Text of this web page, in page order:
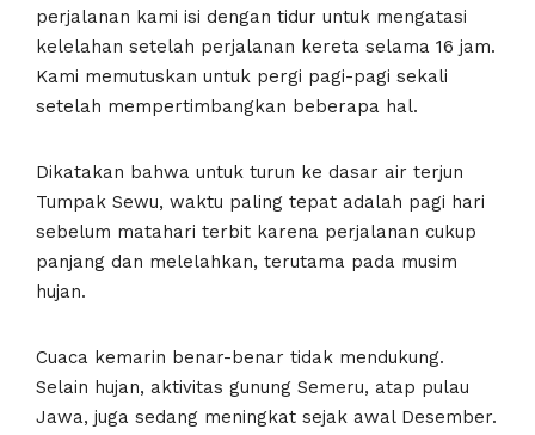
perjalanan kami isi dengan tidur untuk mengatasi
kelelahan setelah perjalanan kereta selama 16 jam.
Kami memutuskan untuk pergi pagi-pagi sekali
setelah mempertimbangkan beberapa hal.
Dikatakan bahwa untuk turun ke dasar air terjun
Tumpak Sewu, waktu paling tepat adalah pagi hari
sebelum matahari terbit karena perjalanan cukup
panjang dan melelahkan, terutama pada musim
hujan.
Cuaca kemarin benar-benar tidak mendukung.
Selain hujan, aktivitas gunung Semeru, atap pulau
Jawa, juga sedang meningkat sejak awal Desember.